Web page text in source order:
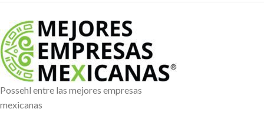
Possehl entre las mejores empresas
mexicanas